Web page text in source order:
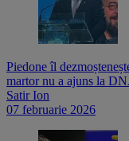
Piedone îl
martor nu a ajuns la
Satir Ion
07 februarie 2026